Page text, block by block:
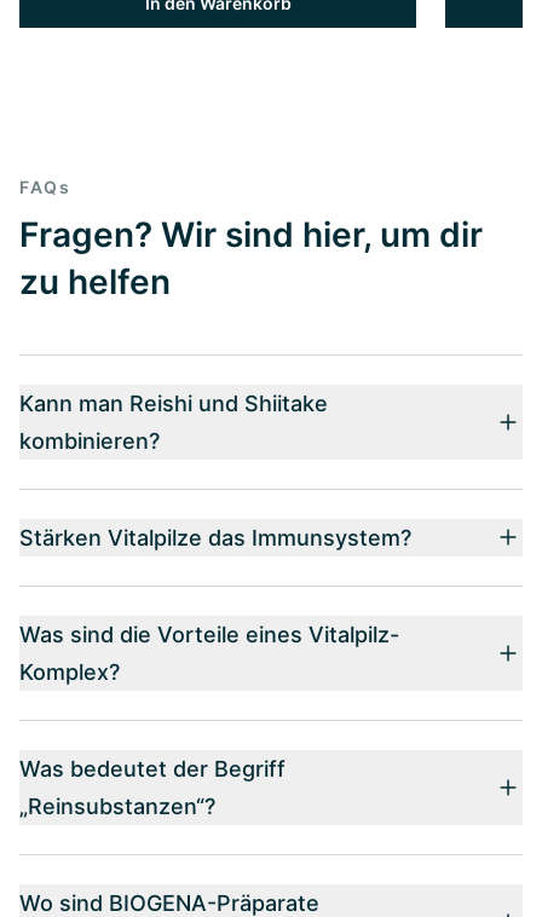
FAQs
Fragen? Wir sind hier, um dir
zu helfen
Kann man Reishi und Shiitake
kombinieren?
Stärken Vitalpilze das Immunsystem?
Was sind die Vorteile eines Vitalpilz-
Komplex?
Was bedeutet der Begriff
„Reinsubstanzen“?
Wo sind BIOGENA-Präparate